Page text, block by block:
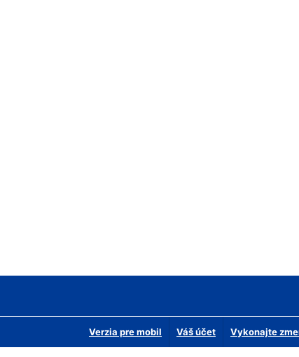
Verzia pre mobil Váš účet Vykonajte